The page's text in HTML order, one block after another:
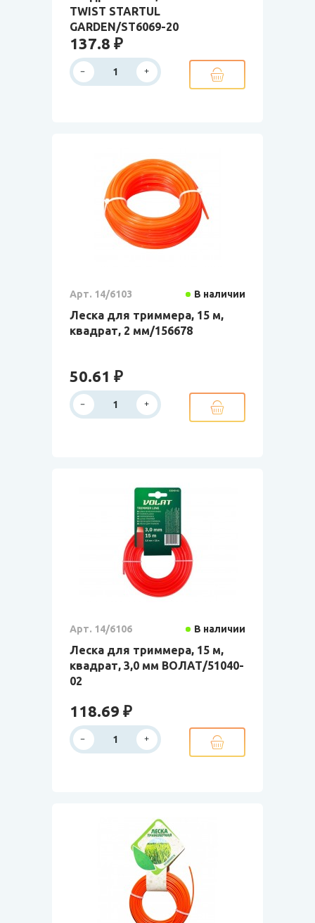
TWIST STARTUL
GARDEN/ST6069-20
137.8 ₽
Арт. 14/6103 В наличии
Леска для триммера, 15 м,
квадрат, 2 мм/156678
50.61 ₽
Арт. 14/6106 В наличии
Леска для триммера, 15 м,
квадрат, 3,0 мм ВОЛАТ/51040-
02
118.69 ₽